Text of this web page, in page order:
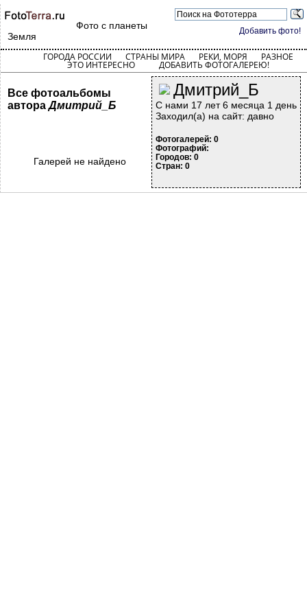
Добавить фото!
Фото с планеты
Земля
ГОРОДА РОССИИ СТРАНЫ МИРА РЕКИ, МОРЯ РАЗНОЕ
ЭТО ИНТЕРЕСНО ДОБАВИТЬ ФОТОГАЛЕРЕЮ!
Дмитрий_Б
С нами 17 лет 6 месяца 1 день
Заходил(а) на сайт: давно
Фотогалерей: 0
Фотографий:
Городов: 0
Стран: 0
Все фотоальбомы
автораДмитрий_Б
Галерей не найдено